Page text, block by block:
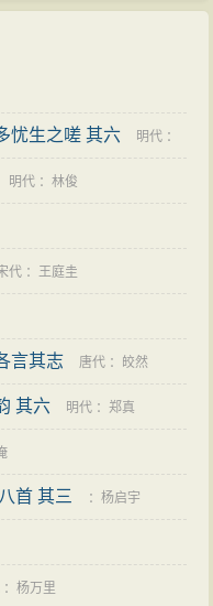
忧生之嗟 其六 明代 ：
明代 ：林俊
代 ：王庭圭
言其志 唐代 ： 皎然
其六 明代 ：郑真
首 其三 ：杨启宇
：杨万里